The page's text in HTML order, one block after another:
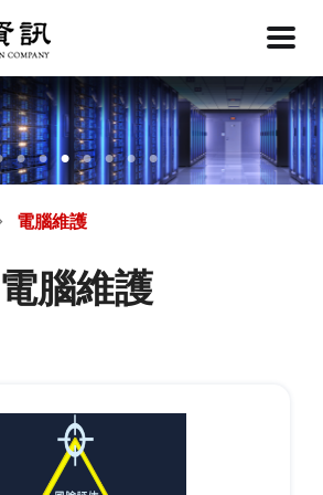
電腦維護
電腦維護